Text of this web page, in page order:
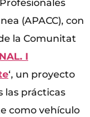
(APACC), con
la Comunitat
I
‘, un proyecto
las prácticas
como vehículo